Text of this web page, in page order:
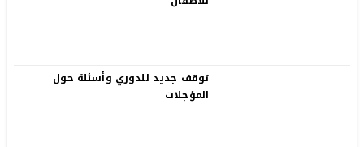
توقف جديد للدوري وأسئلة حول
المؤجلات